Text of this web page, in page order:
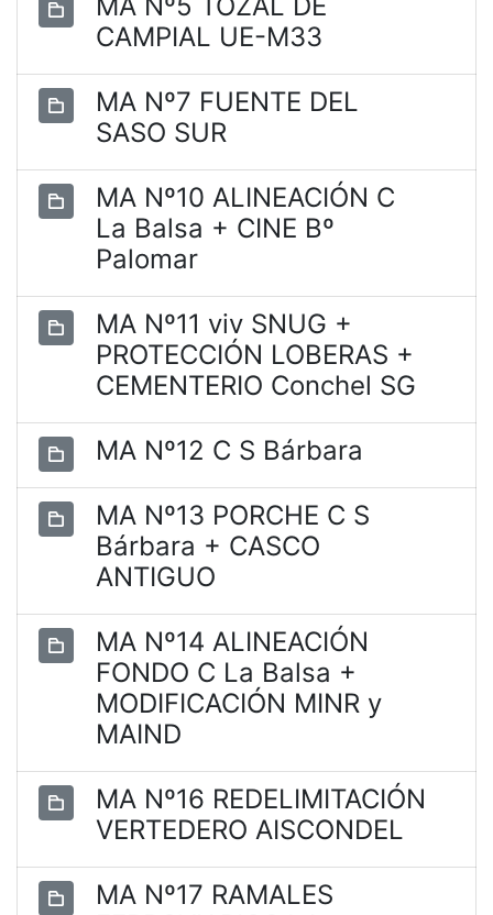
CAMPIAL UE-M33
MA Nº7 FUENTE DEL
SASO SUR
MA Nº10 ALINEACIÓN C
La Balsa + CINE Bº
Palomar
MA Nº11 viv SNUG +
PROTECCIÓN LOBERAS +
CEMENTERIO Conchel SG
MA Nº12 C S Bárbara
MA Nº13 PORCHE C S
Bárbara + CASCO
ANTIGUO
MA Nº14 ALINEACIÓN
FONDO C La Balsa +
MODIFICACIÓN MINR y
MAIND
MA Nº16 REDELIMITACIÓN
VERTEDERO AISCONDEL
MA Nº17 RAMALES